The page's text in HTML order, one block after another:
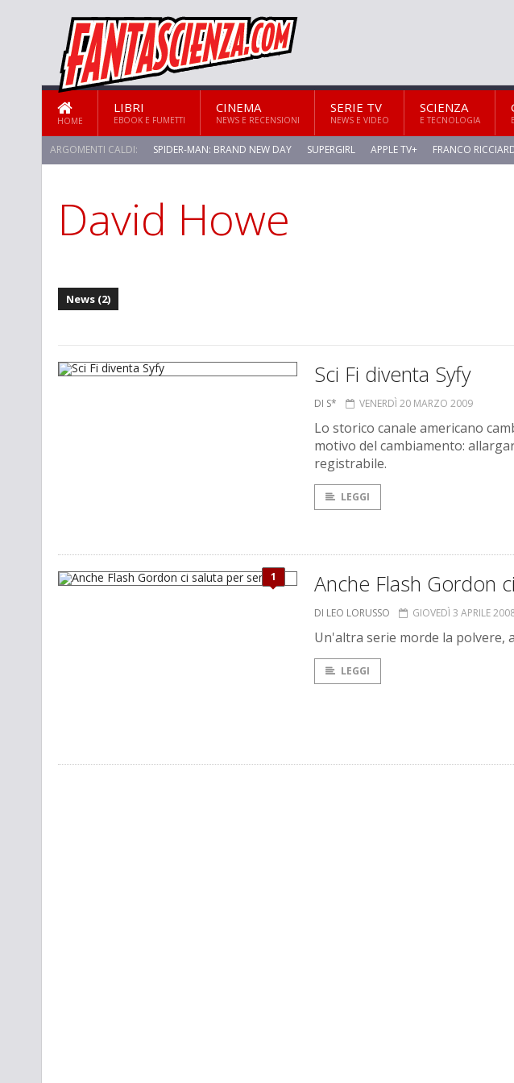
HOME
LIBRI
EBOOK E FUMETTI
CINEMA
NEWS E RECENSIONI
SERIE TV
NEWS E VIDEO
SCIENZA
E TECNOLOGIA
ARGOMENTI CALDI: SPIDER-MAN: BRAND NEW DAY SUPERGIRL APPLE TV+ FRANCO
STAR TREK: STRANGE NEW WORLDS
David Howe
News (2)
Sci Fi diventa Syfy
DI S* VENERDÌ 20 MARZO 2009
Lo storico canale americano
motivo del cambiamento:
registrabile.
LEGGI
1 Anche Flash Gordon
DI LEO LORUSSO GIOVEDÌ 3 APRILE
Un'altra serie morde la polvere,
LEGGI